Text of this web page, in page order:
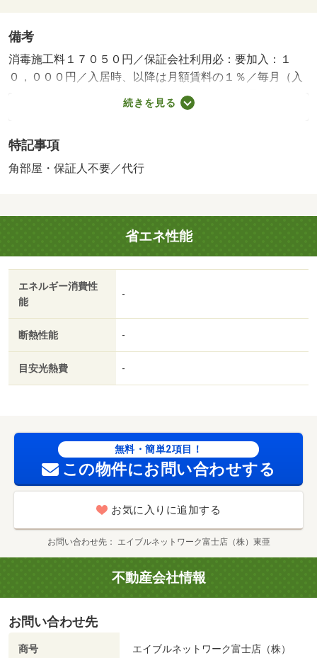
備考
消毒施工料１７０５０円／保証会社利用必：要加入：１
０，０００円／入居時、以降は月額賃料の１％／毎月（入
居期間中）、審査に通らない場合別途指定／普通借家２年
／エアコン／ガスコンロ対応／ＴＶインターホン／浴室乾
住戸／温水洗浄便座／洗面所独立／２口コンロ／宅配ボッ
クス／礼金不要／保証人不要／敷金１ヶ月／ネット使用料
（スーパー）まで１４６２ｍ／マックスバリュ富士厚原店
（スーパー）まで１４８４ｍ／ローソン富士天間店（コン
ビニ）まで６８６ｍ／ミニストップ富士入山瀬店（コンビ
ニ）まで１００４ｍ／セブンイレブン富士市天間店（コン
ビニ）まで９５０ｍ／セブンイレブン富士市厚原店（コン
ビニ）まで１４７１ｍ/賃貸戸数:8戸
続きを見る
特記事項
角部屋・保証人不要／代行
省エネ性能
エネルギー消費性
能
-
断熱性能 -
目安光熱費 -
無料・簡単2項目！
この物件にお問い合わせする
お気に入りに追加する
お問い合わせ先 エイブルネットワーク富士店（株）東亜
不動産会社情報
お問い合わせ先
商号
エイブルネットワーク富士店（株）